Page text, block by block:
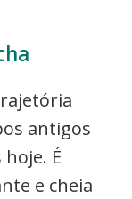
antigos
É
e cheia